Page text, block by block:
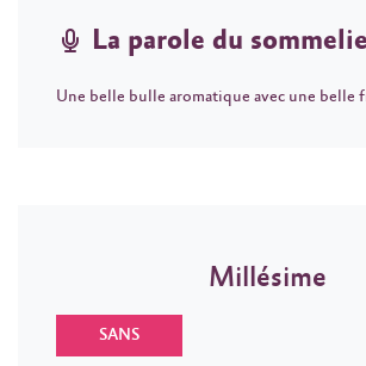
La parole du
Une belle bulle aromatique avec une belle
Millésime
SANS